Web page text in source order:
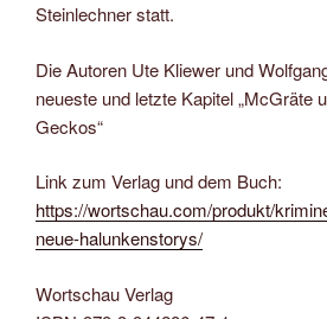
Steinlechner statt.
Die Autoren Ute Kliewer und
neueste und letzte Kapitel „McGräte
Geckos“
Link zum Verlag und dem Buch:
https://wortschau.com/produkt/
neue-halunkenstorys/
Wortschau Verlag